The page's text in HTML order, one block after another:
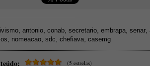
antonio conab secretario embrapa senar
nomeacao sdc chefiava casemg
(5 estrelas)